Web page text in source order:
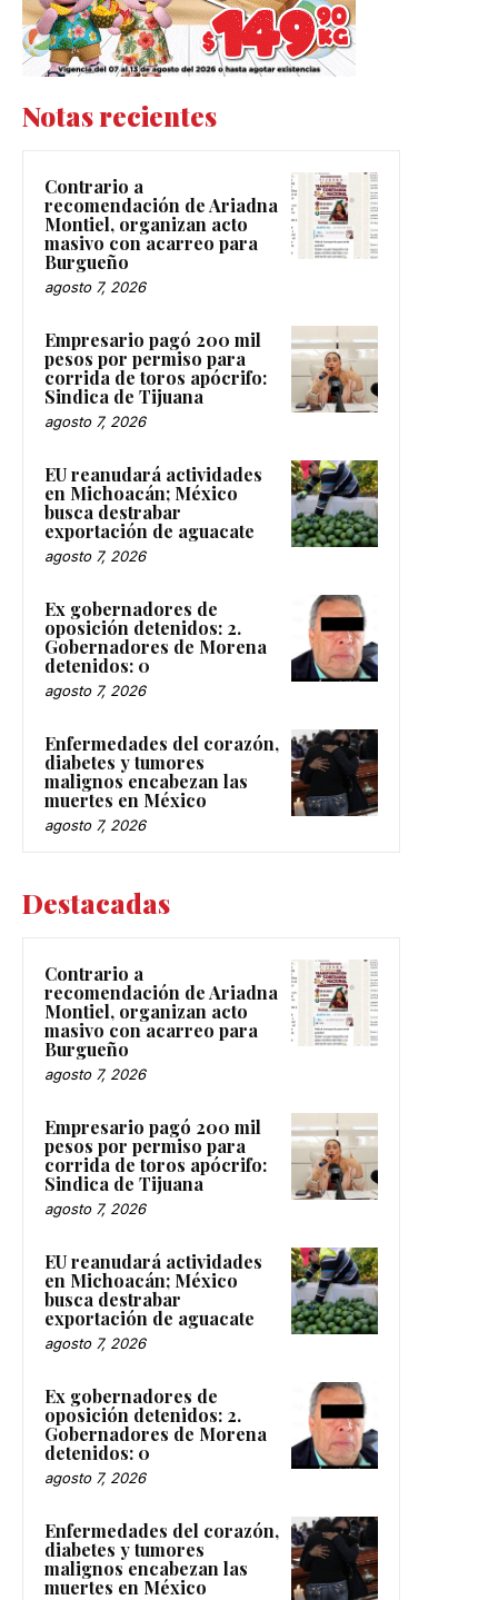
Notas recientes
Contrario a
recomendación de Ariadna
Montiel, organizan acto
masivo con acarreo para
Burgueño
agosto 7, 2026
Empresario pagó 200 mil
pesos por permiso para
corrida de toros apócrifo:
Sindica de Tijuana
agosto 7, 2026
EU reanudará actividades
en Michoacán; México
busca destrabar
exportación de aguacate
agosto 7, 2026
Ex gobernadores de
oposición detenidos: 2.
Gobernadores de Morena
detenidos: 0
agosto 7, 2026
Enfermedades del corazón,
diabetes y tumores
malignos encabezan las
muertes en México
agosto 7, 2026
Destacadas
Contrario a
recomendación de Ariadna
Montiel, organizan acto
masivo con acarreo para
Burgueño
agosto 7, 2026
Empresario pagó 200 mil
pesos por permiso para
corrida de toros apócrifo:
Sindica de Tijuana
agosto 7, 2026
EU reanudará actividades
en Michoacán; México
busca destrabar
exportación de aguacate
agosto 7, 2026
Ex gobernadores de
oposición detenidos: 2.
Gobernadores de Morena
detenidos: 0
agosto 7, 2026
Enfermedades del corazón,
diabetes y tumores
malignos encabezan las
muertes en México